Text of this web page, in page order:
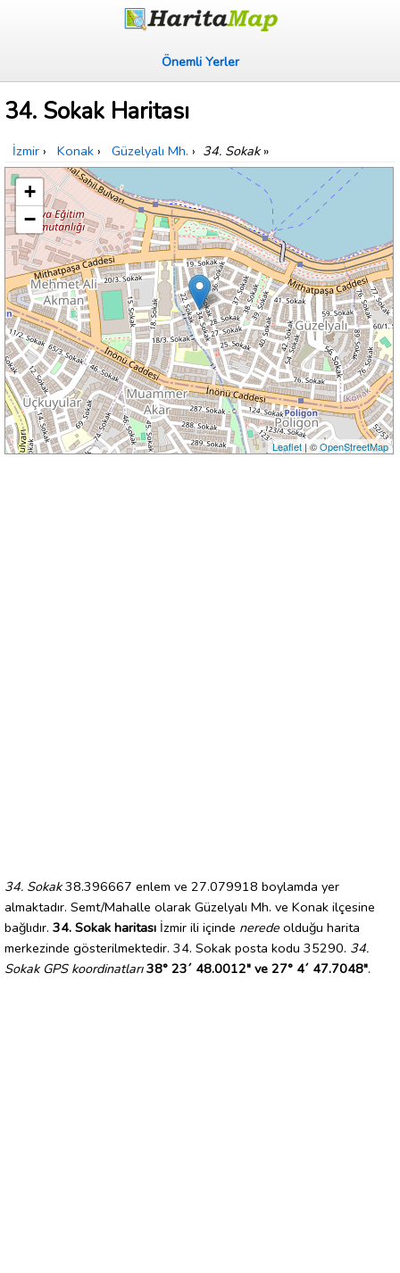
Önemli Yerler
34. Sokak Haritası
İzmir › Konak › Güzelyalı Mh. › 34. Sokak»
+
−
Leaflet| ©OpenStreetMap
34. Sokak38.396667 enlem ve 27.079918 boylamda yer
almaktadır. Semt/Mahalle olarak Güzelyalı Mh. ve Konak ilçesine
bağlıdır. 34. Sokak haritası İzmir ili içinde nerede olduğu harita
merkezinde gösterilmektedir. 34. Sokak posta kodu 35290. 34.
Sokak GPS koordinatları 38° 23´ 48.0012" ve 27° 4´ 47.7048".